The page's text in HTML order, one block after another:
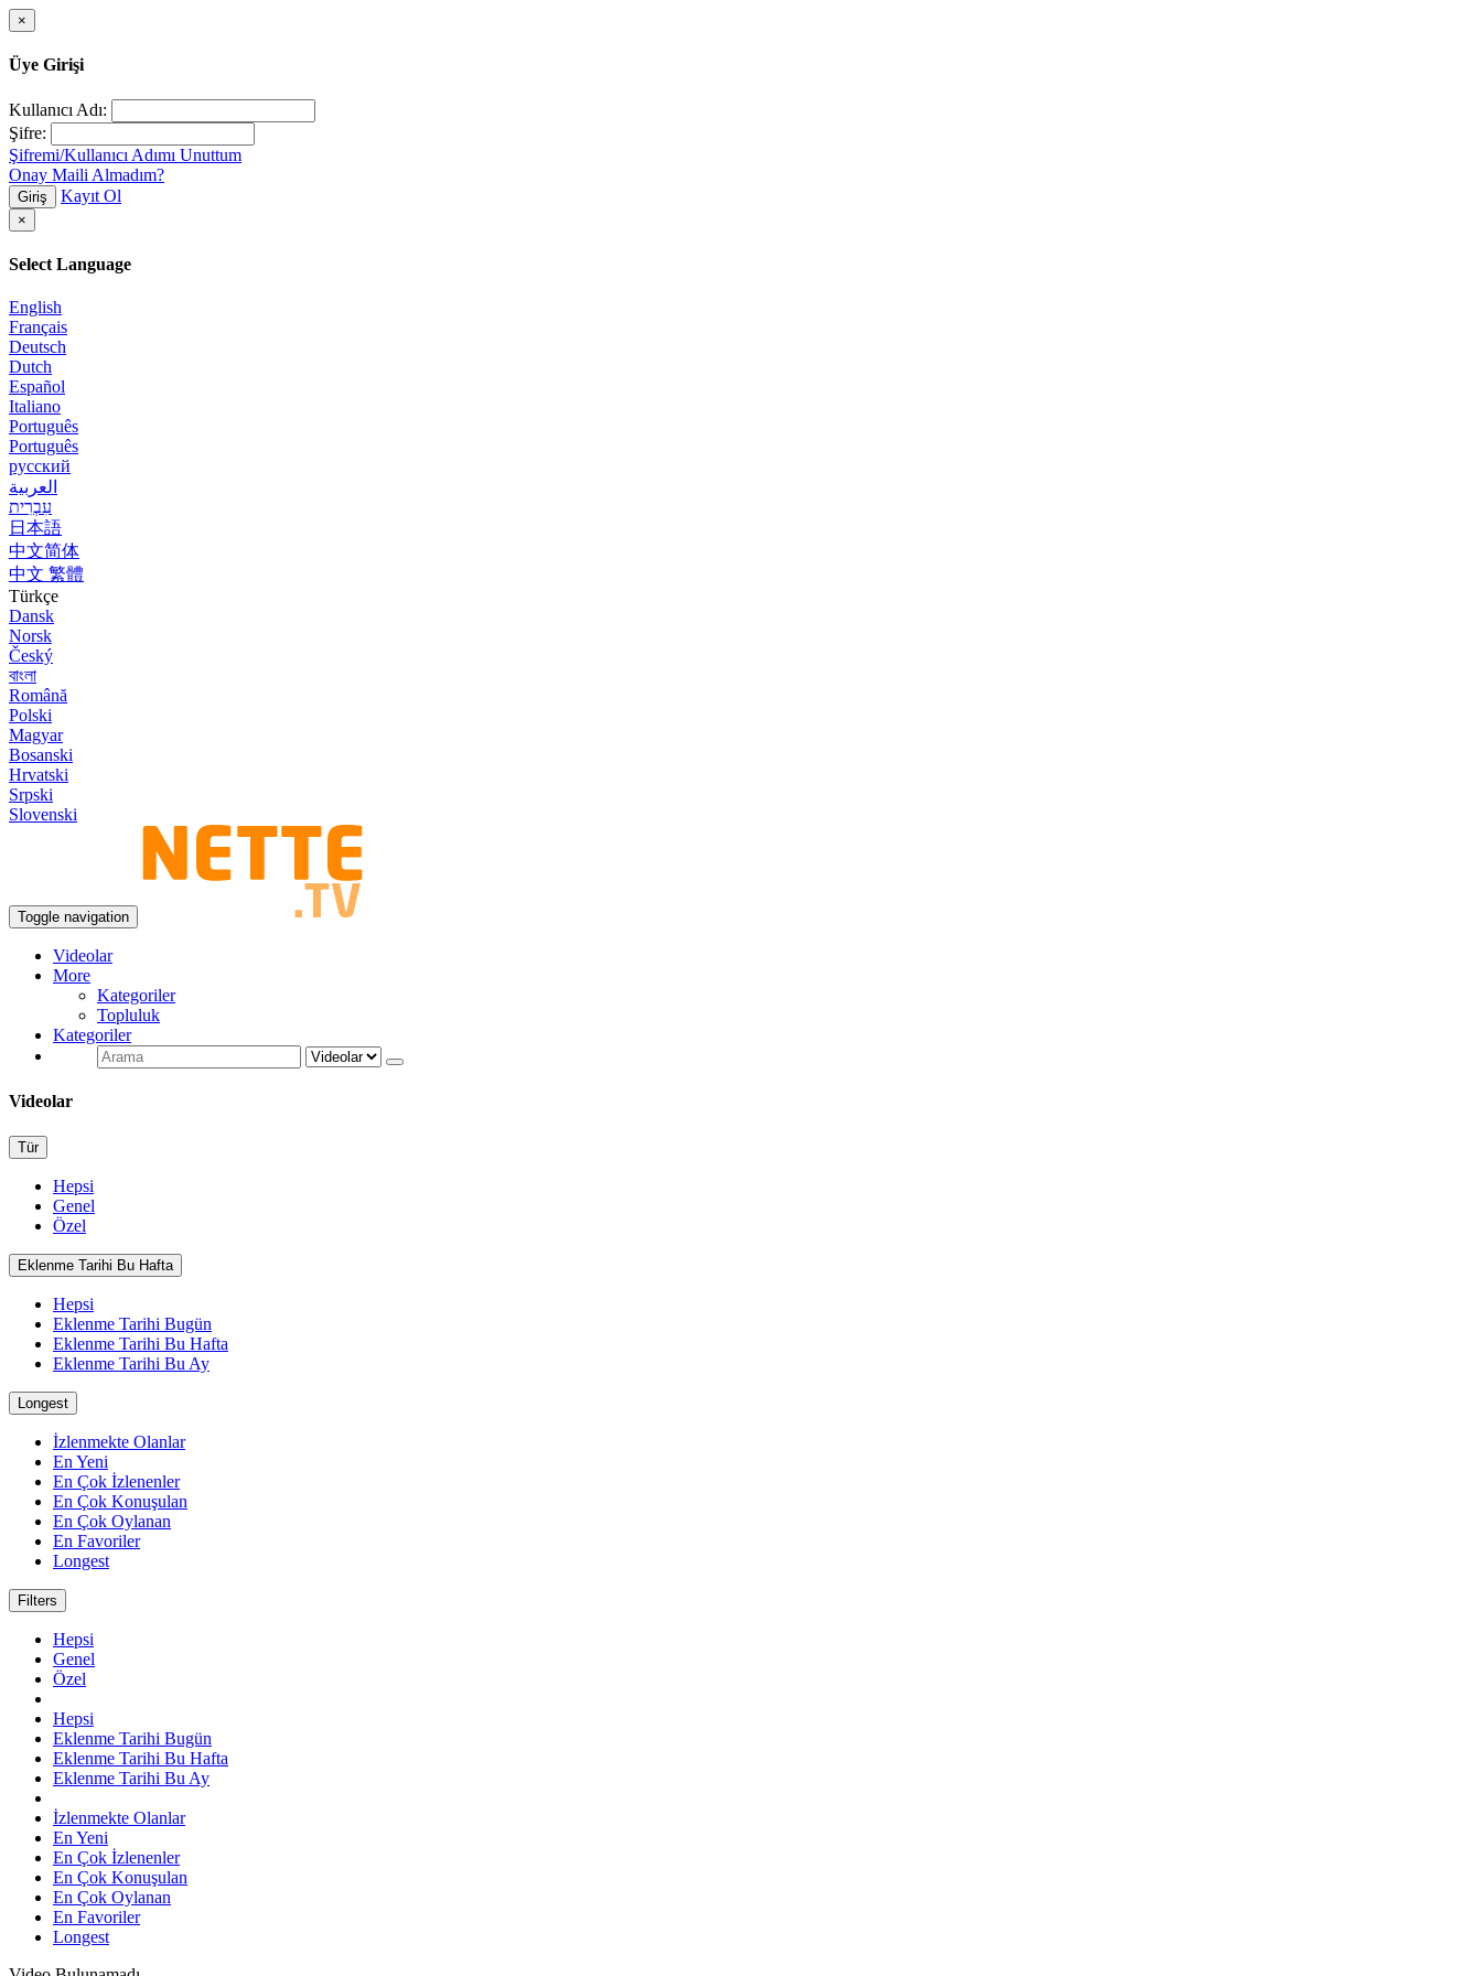
×
Üye Girişi
Kullanıcı Adı:
Şifre:
Şifremi/Kullanıcı Adımı Unuttum
Onay Maili Almadım?
Giriş Kayıt Ol
×
Select Language
English
Français
Deutsch
Dutch
Español
Italiano
Português
Português
русский
العربية
עִבְרִית
日本語
中文简体
中文 繁體
Türkçe
Dansk
Norsk
Český
বাংলা
Română
Polski
Magyar
Bosanski
Hrvatski
Srpski
Slovenski
Toggle navigation
Videolar
More
Kategoriler
Topluluk
Kategoriler
Videolar
Tür
Hepsi
Genel
Özel
Eklenme Tarihi Bu Hafta
Hepsi
Eklenme Tarihi Bugün
Eklenme Tarihi Bu Hafta
Eklenme Tarihi Bu Ay
Longest
İzlenmekte Olanlar
En Yeni
En Çok İzlenenler
En Çok Konuşulan
En Çok Oylanan
En Favoriler
Longest
Filters
Hepsi
Genel
Özel
Hepsi
Eklenme Tarihi Bugün
Eklenme Tarihi Bu Hafta
Eklenme Tarihi Bu Ay
İzlenmekte Olanlar
En Yeni
En Çok İzlenenler
En Çok Konuşulan
En Çok Oylanan
En Favoriler
Longest